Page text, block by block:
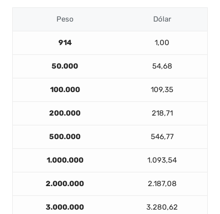
Peso Dólar
914 1,00
50.000 54,68
100.000 109,35
200.000 218,71
500.000 546,77
1.000.000 1.093,54
2.000.000 2.187,08
3.000.000 3.280,62